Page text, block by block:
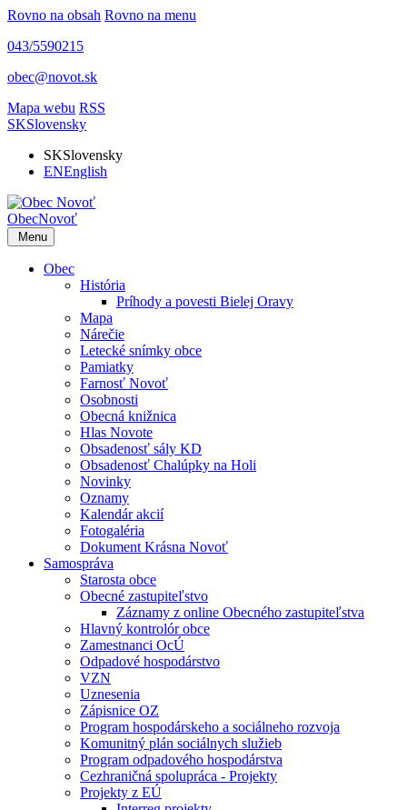
Rovno na obsah Rovno na menu
043/5590215
obec@novot.sk
Mapa webu RSS
SKSlovensky
SKSlovensky
ENEnglish
ObecNovoť
Menu
Obec
História
Príhody a povesti Bielej Oravy
Mapa
Nárečie
Letecké snímky obce
Pamiatky
Farnosť Novoť
Osobnosti
Obecná knižnica
Hlas Novote
Obsadenosť sály KD
Obsadenosť Chalúpky na Holi
Novinky
Oznamy
Kalendár akcií
Fotogaléria
Dokument Krásna Novoť
Samospráva
Starosta obce
Obecné zastupiteľstvo
Záznamy z online Obecného zastupiteľstva
Hlavný kontrolór obce
Zamestnanci OcÚ
Odpadové hospodárstvo
VZN
Uznesenia
Zápisnice OZ
Program hospodárskeho a sociálneho rozvoja
Komunitný plán sociálnych služieb
Program odpadového hospodárstva
Cezhraničná spolupráca - Projekty
Projekty z EÚ